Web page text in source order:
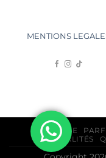
MENTIONS
BOUTIQUE
ACTUALITÉS